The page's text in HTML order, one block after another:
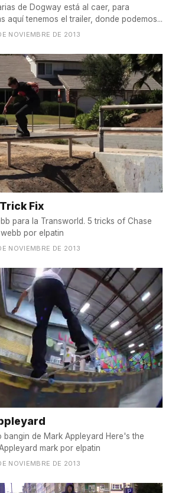
de Dogway está al caer, para
aquí tenemos el trailer, donde podemos...
NOVIEMBRE DE 2013
Fix
Transworld. 5 tricks of Chase
Webb for Transworld. webb por elpatin
NOVIEMBRE DE 2013
de Mark Appleyard Here's the
latest bangin of Mark Appleyard mark por elpatin
NOVIEMBRE DE 2013